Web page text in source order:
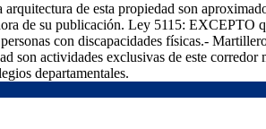
de esta propiedad son
de su publicación. Ley 5115: EXCEPTO
con discapacidades físicas.-
actividades exclusivas de este
departamentales.